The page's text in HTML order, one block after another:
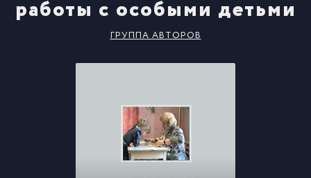
работы с особыми детьми
ГРУППА АВТОРОВ